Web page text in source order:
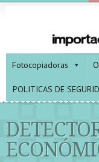
Fotocopiadoras
POLITICAS DE